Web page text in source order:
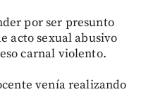
por ser presunto
acto sexual abusivo
carnal violento.
venía realizando